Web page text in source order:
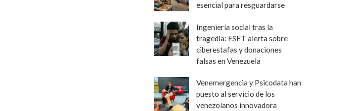
esencial para resguardarse
Ingeniería social tras la
tragedia: ESET alerta sobre
ciberestafas y donaciones
falsas en Venezuela
Venemergencia y Psicodata han
puesto al servicio de los
venezolanos innovadora